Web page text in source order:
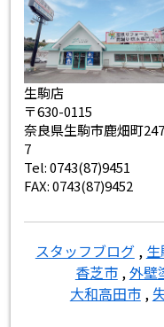
生駒店
〒630-0115
奈良県生駒市鹿畑町
7
Tel: 0743(87)9451
FAX: 0743(87)9452
スタッフブログ,
香芝市,外壁
大和高田市,